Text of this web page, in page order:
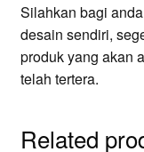
Silahkan bagi
desain sendiri,
produk yang akan
telah tertera.
Related